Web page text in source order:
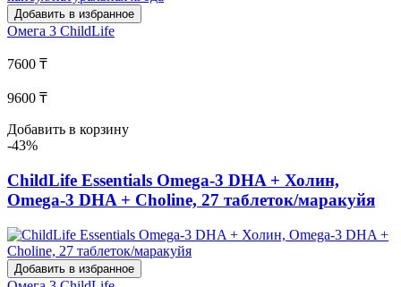
Добавить в избранное
Омега 3 ChildLife
7600 ₸
9600 ₸
Добавить в корзину
-43%
ChildLife Essentials Omega-3 DHA + Холин,
Omega-3 DHA + Choline, 27 таблеток/маракуйя
Добавить в избранное